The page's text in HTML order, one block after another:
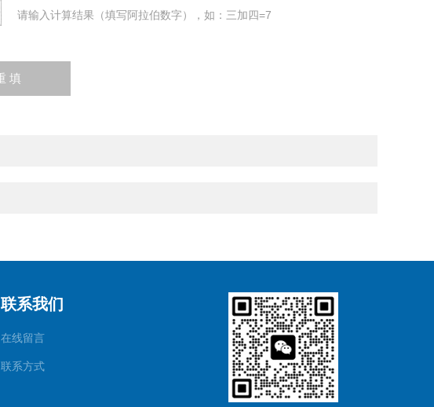
请输入计算结果（填写阿拉伯数字），如：三加四=7
联系我们
在线留言
联系方式